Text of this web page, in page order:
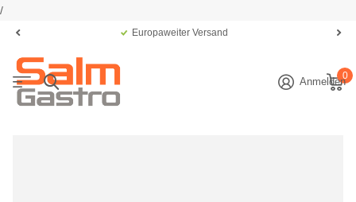
/
Europaweiter Versand
Anmelden0